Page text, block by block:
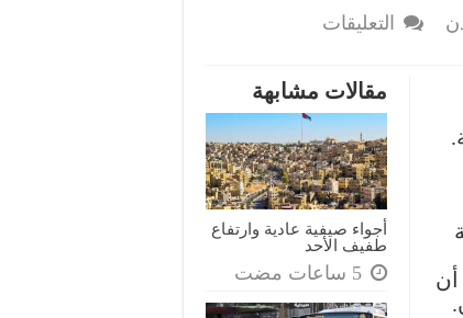
التعليقات
إيقاف
برنامج
أردننا
جنة
مغلقة
مقالات مشابهة
أجواء صيفية عادية وارتفاع
طفيف الأحد
أن